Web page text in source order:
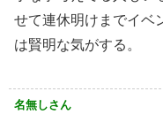
せて連休明けまでイベ
は賢明な気がする。
名無しさん